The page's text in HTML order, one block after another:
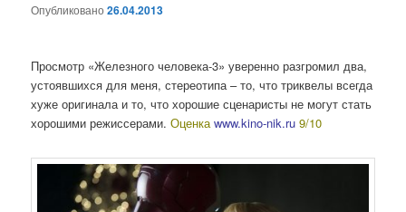
Опубликовано26.04.2013
Просмотр «Железного человека-3» уверенно разгромил два,
устоявшихся для меня, стереотипа – то, что триквелы всегда
хуже оригинала и то, что хорошие сценаристы не могут стать
хорошими режиссерами.Оценкаwww.kino-nik.ru9/10